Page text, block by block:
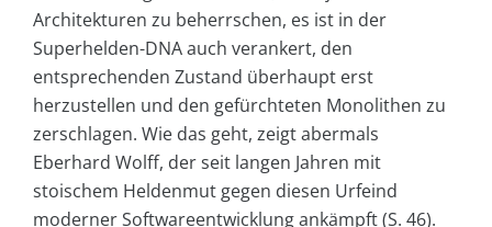
Architekturen zu beherrschen, es ist in der
Superhelden-DNA auch verankert, den
entsprechenden Zustand überhaupt erst
herzustellen und den gefürchteten Monolithen zu
zerschlagen. Wie das geht, zeigt abermals
Eberhard Wolff, der seit langen Jahren mit
stoischem Heldenmut gegen diesen Urfeind
moderner Softwareentwicklung ankämpft (S. 46).